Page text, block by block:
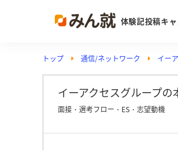
体験記投稿キ
トップ 通信/ネットワーク イー
イーアクセスグループの
面接・選考フロー・ES・志望動機